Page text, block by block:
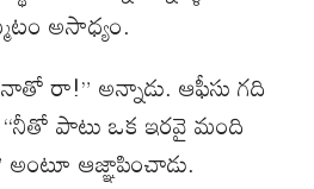
అసాధ్యం.
రా!” అన్నాడు. ఆఫీసు గది
పాటు ఒక ఇరవై మంది
ఆజ్ఞాపించాడు.